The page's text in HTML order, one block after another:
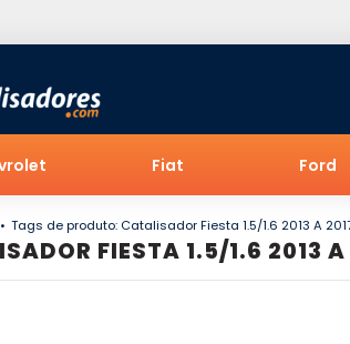
Fiat Ford
Tags de produto: Catalisador Fiesta 1.5/1.6 2013 A
FIESTA 1.5/1.6 2013 A